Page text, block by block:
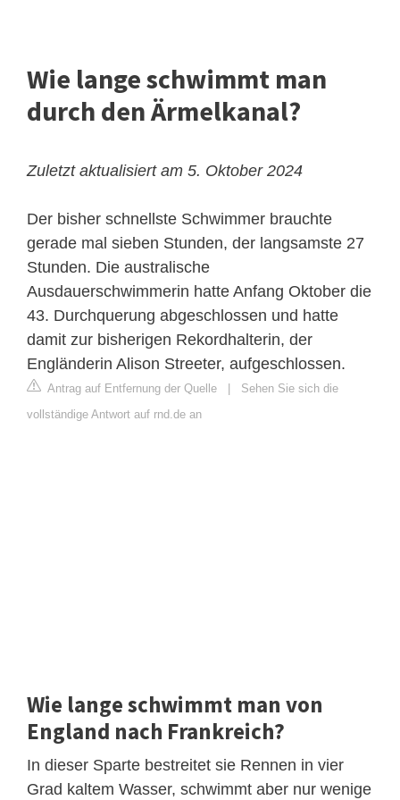
Wie lange schwimmt man
durch den Ärmelkanal?
Zuletzt aktualisiert am 5. Oktober 2024
Der bisher schnellste Schwimmer brauchte
gerade mal sieben Stunden, der langsamste 27
Stunden. Die australische
Ausdauerschwimmerin hatte Anfang Oktober die
43. Durchquerung abgeschlossen und hatte
damit zur bisherigen Rekordhalterin, der
Engländerin Alison Streeter, aufgeschlossen.
Antrag auf Entfernung der Quelle
Sehen Sie sich die
vollständige Antwort auf rnd.de an
Wie lange schwimmt man von
England nach Frankreich?
In dieser Sparte bestreitet sie Rennen in vier
Grad kaltem Wasser, schwimmt aber nur wenige